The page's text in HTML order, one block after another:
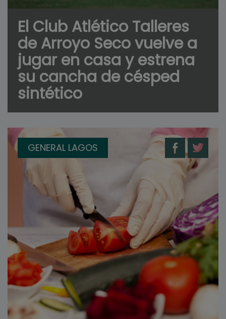
El Club Atlético Talleres
de Arroyo Seco vuelve a
jugar en casa y estrena
su cancha de césped
sintético
GENERAL LAGOS